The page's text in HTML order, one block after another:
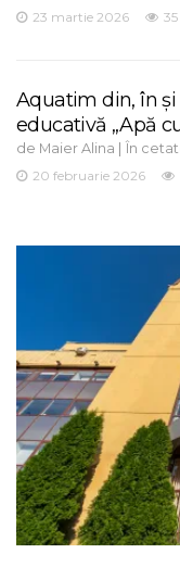
23 martie 2026
35
Aquatim din, în
educativă „Apă
de Maier Alina | În
20 februarie 2026